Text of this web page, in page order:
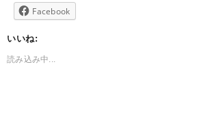
Facebook
いいね:
読み込み中...